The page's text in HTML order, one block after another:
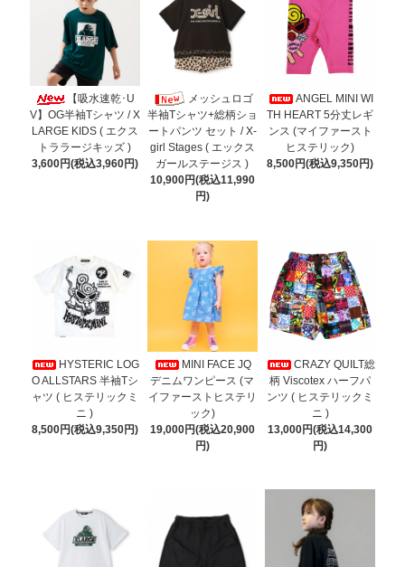
【吸水速乾･U
V】OG半袖Tシャツ / X
LARGE KIDS ( エクス
トララージキッズ )
3,600円(税込3,960円)
メッシュロゴ
半袖Tシャツ+総柄ショ
ートパンツ セット / X-
girl Stages ( エックス
ガールステージス )
10,900円(税込11,990
円)
ANGEL MINI WI
TH HEART 5分丈レギ
ンス (マイファースト
ヒステリック)
8,500円(税込9,350円)
HYSTERIC LOG
O ALLSTARS 半袖Tシ
ャツ ( ヒステリックミ
ニ )
8,500円(税込9,350円)
MINI FACE JQ
デニムワンピース (マ
イファーストヒステリ
ック)
19,000円(税込20,900
円)
CRAZY QUILT総
柄 Viscotex ハーフパ
ンツ ( ヒステリックミ
ニ )
13,000円(税込14,300
円)